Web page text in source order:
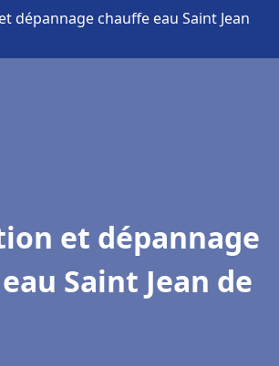
dépannage chauffe eau Saint Jean
et dépannage
Saint Jean de